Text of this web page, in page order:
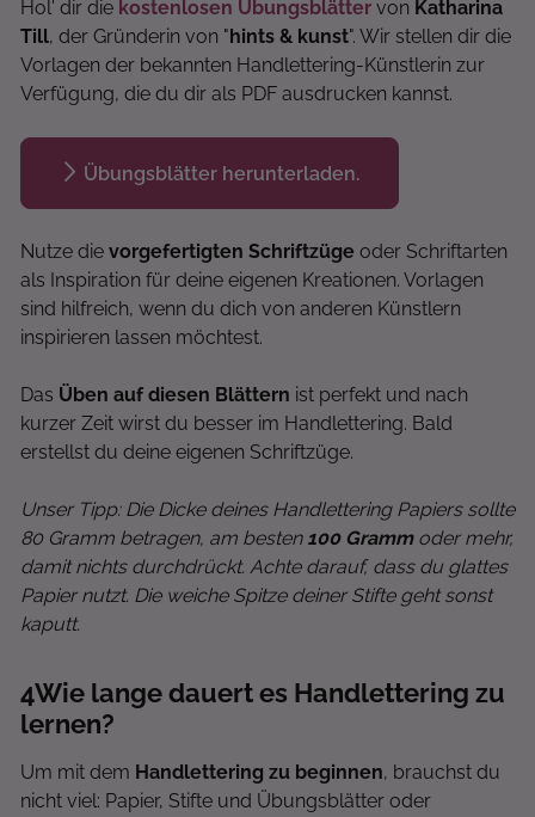
Hol' dir die kostenlosen Übungsblätter von Katharina
Till, der Gründerin von "hints & kunst". Wir stellen dir die
Vorlagen der bekannten Handlettering-Künstlerin zur
Verfügung, die du dir als PDF ausdrucken kannst.
Übungsblätter herunterladen.
Nutze die vorgefertigten Schriftzüge oder Schriftarten
als Inspiration für deine eigenen Kreationen. Vorlagen
sind hilfreich, wenn du dich von anderen Künstlern
inspirieren lassen möchtest.
Das Üben auf diesen Blättern ist perfekt und nach
kurzer Zeit wirst du besser im Handlettering. Bald
erstellst du deine eigenen Schriftzüge.
Unser Tipp: Die Dicke deines Handlettering Papiers sollte
80 Gramm betragen, am besten 100 Gramm oder mehr,
damit nichts durchdrückt. Achte darauf, dass du glattes
Papier nutzt. Die weiche Spitze deiner Stifte geht sonst
kaputt.
4Wie lange dauert es Handlettering zu
lernen?
Um mit dem Handlettering zu beginnen, brauchst du
nicht viel: Papier, Stifte und Übungsblätter oder